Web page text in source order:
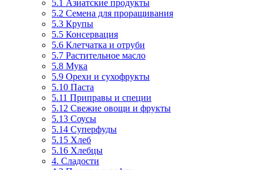
5.1 Азиатские продукты
5.2 Семена для проращивания
5.3 Крупы
5.5 Консервация
5.6 Клетчатка и отруби
5.7 Растительное масло
5.8 Мука
5.9 Орехи и сухофрукты
5.10 Паста
5.11 Приправы и специи
5.12 Свежие овощи и фрукты
5.13 Соусы
5.14 Суперфуды
5.15 Хлеб
5.16 Хлебцы
4. Сладости